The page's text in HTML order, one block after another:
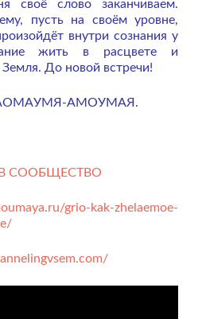
своё слово заканчиваем.
пусть на своём уровне,
внутри сознания у
жить в расцвете и
До новой встречи!
АОМАУМЯ-АМОУМАЯ.
СООБЩЕСТВО
grio-kak-zhelaemoe-